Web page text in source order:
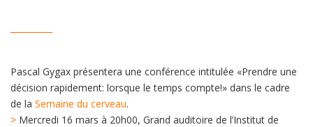
Pascal Gygax présentera une conférence intitulée «Prendre une
décision rapidement: lorsque le temps compte!» dans le cadre
de la Semaine du cerveau.
> Mercredi 16 mars à 20h00, Grand auditoire de l’Institut de